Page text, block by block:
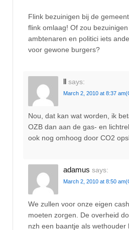
Flink bezuinigen bij de
flink omlaag! Of zou
ambtenaren en politici iets
voor gewone burgers?
ll says:
March 2, 2010 at 8:37 am
Nou, dat kan wat worden, ik
OZB dan aan de gas- en
ook nog omhoog door CO2
adamus says:
March 2, 2010 at 8:50 am
We zullen voor onze eigen
moeten zorgen. De overheid
nzh een baantje als wethouder